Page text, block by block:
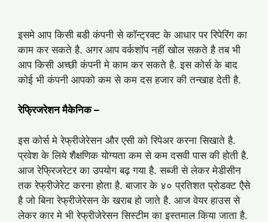
इसमे आप किसी बडी कंपनी से काॅन्ट्रक्ट के आधार पर रिपेरिंग का
काम कर सकते है. अगर आप वर्कशॉप नहीं खोल सकते है तब भी
आप किसी अच्छी कंपनी मे काम कर सकते है. इस कोर्स के बाद
कोई भी कंपनी आपको कम से कम दस हजार की तन्खाह देती है.
रेफ्रिजरेशन मैकेनिक –
इस कोर्स मे रेफ्रीजेरेसन और एसी को रिपेअर करना सिखाते है.
प्रवेश के लिये शैक्षणिक योग्यता कम से कम दसवी पास की होती है.
आज रेफ्रिजरेटर का उपयोग बढ़ गया है. सब्जी से लेकर मेडीसीन
तक रेफ्रीजेरेट करना होता है. बाजार के ४० प्रतिशत प्रोडक्ट एैसे
है जो बिना रेफ्रीजेरेसन के खराब हो जाते है. आज वेयर हाउस से
लेकर कार मे भी रेफ्रीजेरेसन सिस्टीम का इस्तमाल किया जाता है.